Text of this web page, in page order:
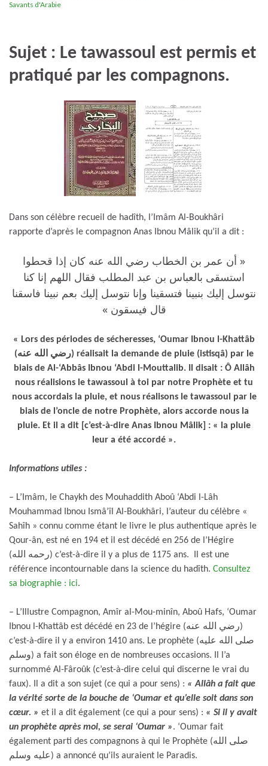
Savants d'Arabie
Sujet : Le tawassoul est permis et
pratiqué par les compagnons.
Dans son célèbre recueil de hadîth, l’Imâm Al-Boukhâri
rapporte d’après le compagnon Anas Ibnou Mâlik qu’il a dit :
« أن عمر بن الخطاب رضي الله عنه كان إذا قحطوا
استسقى بالعباس بن عبد المطلب فقال اللهم إنا كنا
نتوسل إليك بنبينا فتسقينا وإنا نتوسل إليك بعم نبينا فاسقنا
قال فيسقون »
« Lors des périodes de sécheresses, ‘Oumar Ibnou l-Khattâb
(رضي الله عنه) réalisait la demande de pluie (istisqâ) par le
biais de Al-‘Abbâs Ibnou ‘Abdi l-Mouttalib. Il disait : Ô Allâh
nous réalisions le tawassoul à toi par notre Prophète et tu
nous accordais la pluie, et nous réalisons le tawassoul par le
biais de l’oncle de notre Prophète, alors accorde nous la
pluie. Et il a dit [c’est-à-dire Anas Ibnou Mâlik] : « la pluie
leur a été accordé ».
Informations utiles :
– L’Imâm, le Chaykh des Mouhaddith Aboû ‘Abdi l-Lâh
Mouhammad Ibnou Ismâ’îl Al-Boukhâri, l’auteur du célèbre «
Sahîh » connu comme étant le livre le plus authentique après le
Qour-ân, est né en 194 et il est décédé en 256 de l’Hégire
(رحمه الله) c’est-à-dire il y a plus de 1175 ans. Il est une
référence incontournable dans la science du hadîth. Consultez
sa biographie : ici.
– L’Illustre Compagnon, Amîr al-Mou-minîn, Aboû Hafs, ‘Oumar
Ibnou l-Khattâb est décédé en 23 de l’hégire (رضي الله عنه)
c’est-à-dire il y a environ 1410 ans. Le prophète (صلى الله عليه
وسلم) a fait son éloge en de nombreuses occasions. Il l’a
surnommé Al-Fâroûk (c’est-à-dire celui qui discerne le vrai du
faux). Il a dit a son sujet (ce qui a pour sens) : « Allâh a fait que
la vérité sorte de la bouche de ‘Oumar et qu’elle soit dans son
cœur. » et il a dit également (ce qui a pour sens) : « Si il y avait
un prophète après moi, se serai ‘Oumar ». ‘Oumar fait
également parti des compagnons à qui le Prophète (صلى الله
عليه وسلم) a annoncé qu’ils auraient le Paradis.